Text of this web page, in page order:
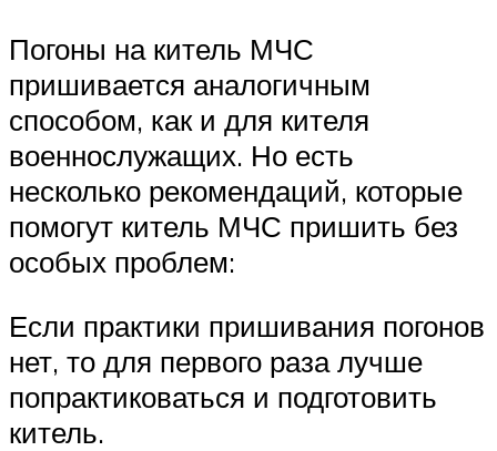
Погоны на китель МЧС
пришивается аналогичным
способом, как и для кителя
военнослужащих. Но есть
несколько рекомендаций, которые
помогут китель МЧС пришить без
особых проблем:
Если практики пришивания погонов
нет, то для первого раза лучше
попрактиковаться и подготовить
китель.